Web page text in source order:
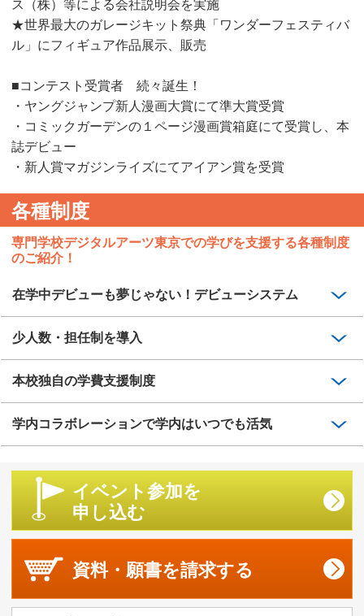
ス（株）等による会社説明会を実施
★世界最大のガレージキット祭典「ワンダーフェスティバ
ル」にフィギュア作品展示、販売
■コンテスト受賞者 続々誕生！
・ヤングジャンプ新人漫画大賞にて準大賞受賞
・コミックガーデンの１ページ漫画賞箱庭にて受賞し、本
誌デビュー
・新人賞マガジンライズにてアイアン賞を受賞
各種制度
専門学校デジタルアーツ東京での学びを支援する各種制度
のご紹介！
在学中デビューも夢じゃない！デビューシステム
少人数・担任制を導入
本校独自の学費支援制度
学内コラボレーションで学内はいつでも活気
イベント参加を
申し込む
資料・願書を請求する